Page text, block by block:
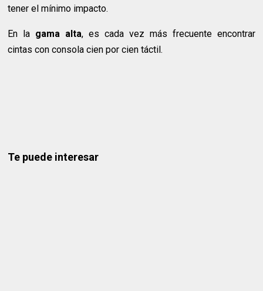
tener el mínimo impacto.
En la gama alta, es cada vez más frecuente encontrar
cintas con consola cien por cien táctil.
Te puede interesar